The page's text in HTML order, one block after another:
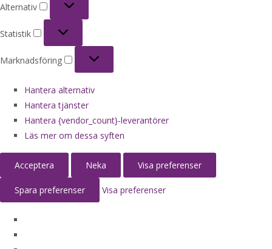
Alternativ
Statistik
Marknadsföring
Hantera alternativ
Hantera tjänster
Hantera {vendor_count}-leverantörer
Läs mer om dessa syften
Acceptera Neka Visa preferenser
Spara preferenser Visa preferenser